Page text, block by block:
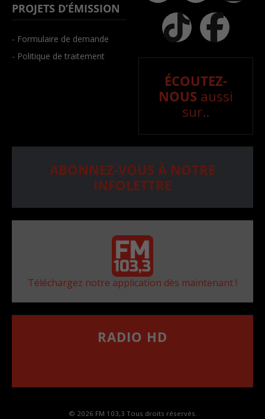
PROJETS D’ÉMISSION
- Formulaire de demande
- Politique de traitement
ÉCOUTEZ-
NOUS aussi
sur..
ABONNEZ-VOUS À NOTRE
INFOLETTRE
Téléchargez notre application dès maintenant !
RADIO HD
© 2026 FM 103,3 Tous droits réservés.